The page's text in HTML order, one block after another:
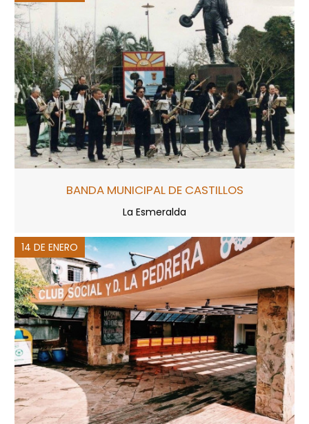
BANDA MUNICIPAL DE CASTILLOS
La Esmeralda
14 DE ENERO